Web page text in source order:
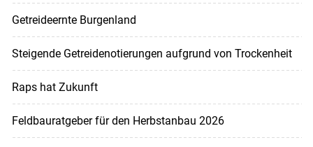
Getreideernte Burgenland
Steigende Getreidenotierungen aufgrund von Trockenheit
Raps hat Zukunft
Feldbauratgeber für den Herbstanbau 2026